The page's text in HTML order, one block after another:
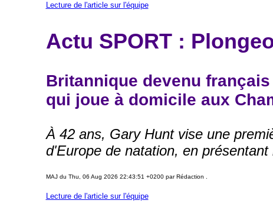
Lecture de l'article sur l'équipe
Actu SPORT :
Britannique devenu
qui joue à domicile aux
À 42 ans, Gary Hunt vise une
d'Europe de natation, en
MAJ du Thu, 06 Aug 2026 22:43:51 +0200 par Rédaction .
Lecture de l'article sur l'équipe